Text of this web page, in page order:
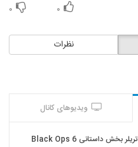
۰ ۰
نظرات
ویدیوهای کانال
تریلر بخش داستانی Black Ops 6